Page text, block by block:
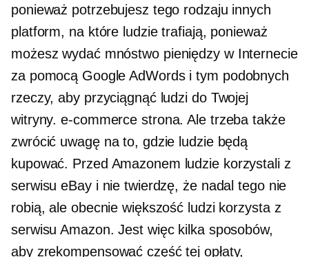
ponieważ potrzebujesz tego rodzaju innych
platform, na które ludzie trafiają, ponieważ
możesz wydać mnóstwo pieniędzy w Internecie
za pomocą Google AdWords i tym podobnych
rzeczy, aby przyciągnąć ludzi do Twojej
witryny.e-commerce strona. Ale trzeba także
zwrócić uwagę na to, gdzie ludzie będą
kupować. Przed Amazonem ludzie korzystali z
serwisu eBay i nie twierdzę, że nadal tego nie
robią, ale obecnie większość ludzi korzysta z
serwisu Amazon. Jest więc kilka sposobów,
aby zrekompensować część tej opłaty,